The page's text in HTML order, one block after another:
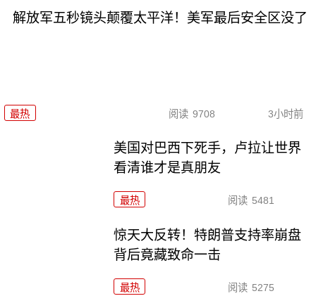
解放军五秒镜头颠覆太平洋！美军最后安全区没了
最热 阅读 9708 3小时前
美国对巴西下死手，卢拉让世界
看清谁才是真朋友
最热 阅读 5481
惊天大反转！特朗普支持率崩盘
背后竟藏致命一击
最热 阅读 5275